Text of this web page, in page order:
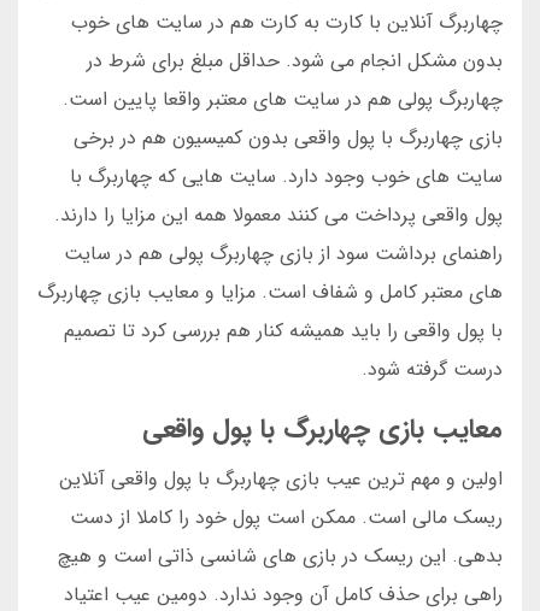
چهاربرگ آنلاین با کارت به کارت هم در سایت های خوب
بدون مشکل انجام می شود. حداقل مبلغ برای شرط در
چهاربرگ پولی هم در سایت های معتبر واقعا پایین است.
بازی چهاربرگ با پول واقعی بدون کمیسیون هم در برخی
سایت های خوب وجود دارد. سایت هایی که چهاربرگ با
پول واقعی پرداخت می کنند معمولا همه این مزایا را دارند.
راهنمای برداشت سود از بازی چهاربرگ پولی هم در سایت
های معتبر کامل و شفاف است. مزایا و معایب بازی چهاربرگ
با پول واقعی را باید همیشه کنار هم بررسی کرد تا تصمیم
درست گرفته شود.
معایب بازی چهاربرگ با پول واقعی
اولین و مهم ترین عیب بازی چهاربرگ با پول واقعی آنلاین
ریسک مالی است. ممکن است پول خود را کاملا از دست
بدهی. این ریسک در بازی های شانسی ذاتی است و هیچ
راهی برای حذف کامل آن وجود ندارد. دومین عیب اعتیاد